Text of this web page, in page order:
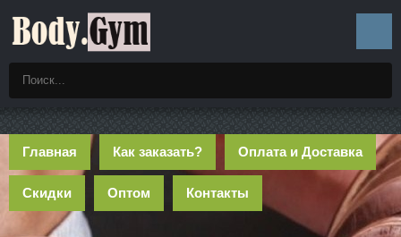
Главная Как заказать? Оплата и Доставка
Скидки Оптом Контакты